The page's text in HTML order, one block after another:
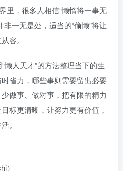
里，很多人相信“懒惰将一事无
非一无是处，适当的“偷懒”将让
容。
懒人天才”的方法整理当下的生
省力，哪些事则需要留出必要
做事、做对事，把有限的精力
标更清晰，让努力更有价值，
。
）